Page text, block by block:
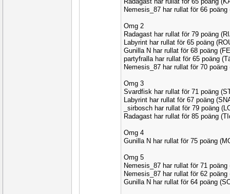
Nemesis_87 har rullat för 66 poäng
Omg 2
Radagast har rullat för 79 poäng
Labyrint har rullat för 65 poäng
Gunilla N har rullat för 68 poäng
partyfralla har rullat för 65 poäng
Nemesis_87 har rullat för 70
Omg 3
Svardfisk har rullat för 71 poäng
Labyrint har rullat för 67 poäng
_sirbosch har rullat för 79 poäng
Radagast har rullat för 85 poäng
Omg 4
Gunilla N har rullat för 75 poäng
Omg 5
Nemesis_87 har rullat för 71 poäng
Nemesis_87 har rullat för 62 poäng
Gunilla N har rullat för 64 poäng